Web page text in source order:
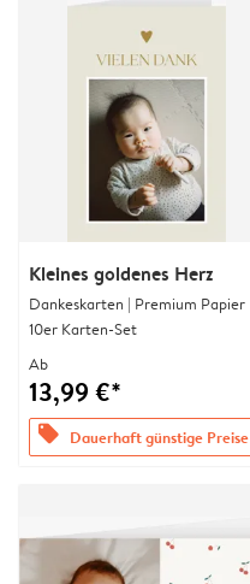
Kleines goldenes Herz
Dankeskarten | Premium Papier
10er Karten-Set
Ab
13,99 €*
offers Dauerhaft günstige Preise